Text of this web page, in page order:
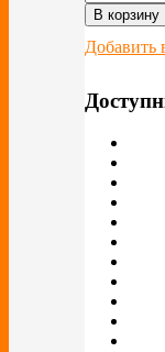
В корзину
Добавить